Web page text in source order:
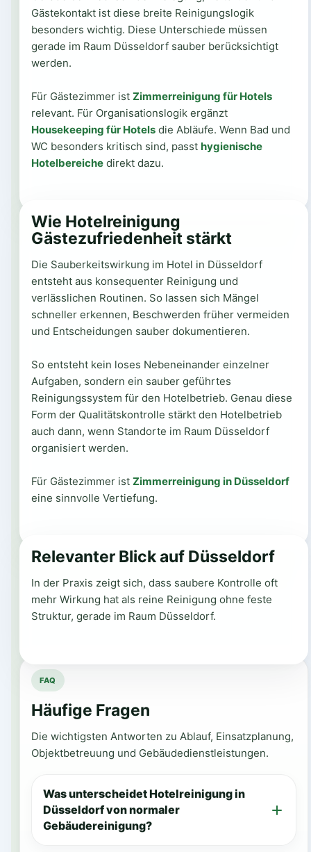
Gästekontakt ist diese breite Reinigungslogik
besonders wichtig. Diese Unterschiede müssen
gerade im Raum Düsseldorf sauber berücksichtigt
werden.
Für Gästezimmer ist Zimmerreinigung für Hotels
relevant. Für Organisationslogik ergänzt
Housekeeping für Hotelsdie Abläufe. Wenn Bad und
WC besonders kritisch sind, passt hygienische
Hotelbereichedirekt dazu.
Wie Hotelreinigung
Gästezufriedenheit stärkt
Die Sauberkeitswirkung im Hotel in Düsseldorf
entsteht aus konsequenter Reinigung und
verlässlichen Routinen. So lassen sich Mängel
schneller erkennen, Beschwerden früher vermeiden
und Entscheidungen sauber dokumentieren.
So entsteht kein loses Nebeneinander einzelner
Aufgaben, sondern ein sauber geführtes
Reinigungssystem für den Hotelbetrieb. Genau diese
Form der Qualitätskontrolle stärkt den Hotelbetrieb
auch dann, wenn Standorte im Raum Düsseldorf
organisiert werden.
Für Gästezimmer ist Zimmerreinigung in Düsseldorf
eine sinnvolle Vertiefung.
Relevanter Blick auf Düsseldorf
In der Praxis zeigt sich, dass saubere Kontrolle oft
mehr Wirkung hat als reine Reinigung ohne feste
Struktur, gerade im Raum Düsseldorf.
FAQ
Häufige Fragen
Die wichtigsten Antworten zu Ablauf, Einsatzplanung,
Objektbetreuung und Gebäudedienstleistungen.
Was unterscheidet Hotelreinigung in
Düsseldorf von normaler
Gebäudereinigung?